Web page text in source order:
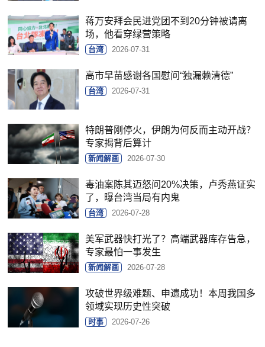
蒋万安拜会民进党团不到20分钟被请离
场，他看穿绿营策略
台湾 2026-07-31
高市早苗感谢各国慰问“独漏赖清德”
台湾 2026-07-31
特朗普刚停火，伊朗为何反而主动开战？
专家揭背后算计
新闻解画 2026-07-30
毒油案陈其迈怒问20%决策，卢秀燕证实
了，曝台湾当局有内鬼
台湾 2026-07-28
美军武器快打光了？高端武器库存告急，
专家最怕一事发生
新闻解画 2026-07-28
攻破世界级难题、申遗成功！本周我国多
领域实现历史性突破
时事 2026-07-26